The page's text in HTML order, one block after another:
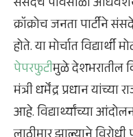
संसदेचे पावसाळी
क्रॉक्रोच जनता पार्टीने
होते. या मोर्चात
पेपरफुटीमुळे देशभरातील
मंत्री धर्मेंद्र प्रधान
आहे. विद्यार्थ्यांच्या